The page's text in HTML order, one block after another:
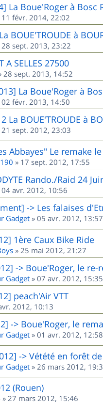
La Boue'Roger à Bosc
11 févr. 2014, 22:02
BOUE'TROUDE à
28 sept. 2013, 23:22
A SELLES 27500
28 sept. 2013, 14:52
La Boue'Roger à
02 févr. 2013, 14:50
La BOUE'TROUDE à
21 sept. 2012, 23:03
Abbayes" Le remake
» 17 sept. 2012, 17:55
Rando./Raid 24
04 avr. 2012, 10:56
-> Les falaises
Gadget » 05 avr. 2012, 13:57
1ère Caux Bike Ride
» 25 mai 2012, 21:27
-> Boue'Roger, le re-
Gadget » 07 avr. 2012, 15:35
peach'Air VTT
2012, 10:13
-> Boue'Roger, le
Gadget » 01 avr. 2012, 12:58
-> Vétété en forêt
Gadget » 26 mars 2012,
(Rouen)
» 27 mars 2012, 15:46